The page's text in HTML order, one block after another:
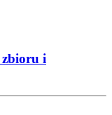
zbioru i